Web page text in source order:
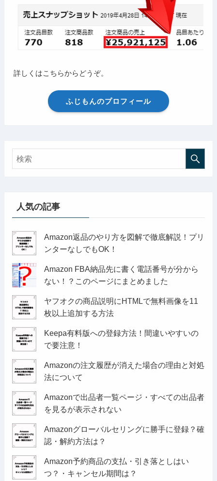
詳しくはこちらからどうぞ。
ふじもんのプロフィール
人気の記事
Amazon返品のやり方を図解で徹底解説！プリ
ンターなしでもOK！
Amazon FBA納品先に書く電話番号が分から
ない！？このページにまとめました
ヤフオクの商品説明にHTMLで無料画像を11
枚以上追加する方法
Keepa有料版への登録方法！間違いやすいの
で要注意！
Amazonの注文履歴が消えた場合の理由と対処
法について
Amazonで出品者一覧ページ・すべての出品者
を見るが表示されない
Amazonグローバルセリングに勝手に登録？確
認・解約方法は？
Amazon予約商品の支払・引き落としはい
つ？・キャンセル期間は？